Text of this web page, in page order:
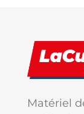
Matériel